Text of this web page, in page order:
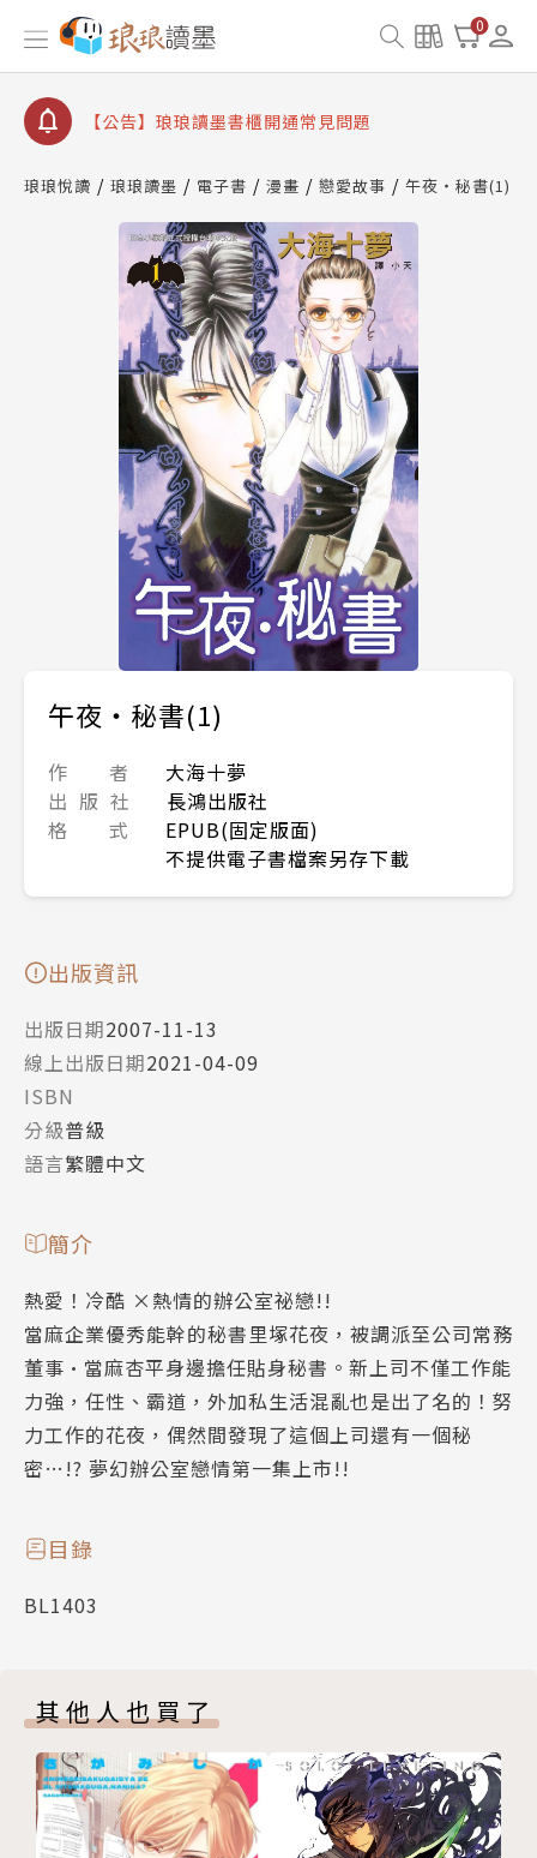
0
【公告】琅琅讀墨數位閱讀資產合併與書櫃開通申請
【公告】琅琅讀墨書櫃開通常見問題
【公告】琅琅讀墨 3 分鐘完成書櫃開通與資產合併申
請圖文教學
查詢
【公告】琅琅讀墨數位閱讀資產合併與書櫃開通申請
琅琅悅讀 琅琅讀墨 電子書 漫畫 戀愛故事 午夜‧秘書(1)
午夜‧秘書(1)
作 者
大海十夢
出 版 社
長鴻出版社
格 式
EPUB(固定版面)
不提供電子書檔案另存下載
出版資訊
出版日期2007-11-13
線上出版日期2021-04-09
ISBN
分級普級
語言繁體中文
簡介
熱愛！冷酷 ×熱情的辦公室祕戀!!
當麻企業優秀能幹的秘書里塚花夜，被調派至公司常務
董事•當麻杏平身邊擔任貼身秘書。新上司不僅工作能
力強，任性、霸道，外加私生活混亂也是出了名的！努
力工作的花夜，偶然間發現了這個上司還有一個秘
密…!? 夢幻辦公室戀情第一集上市!!
目錄
BL1403
其他人也買了